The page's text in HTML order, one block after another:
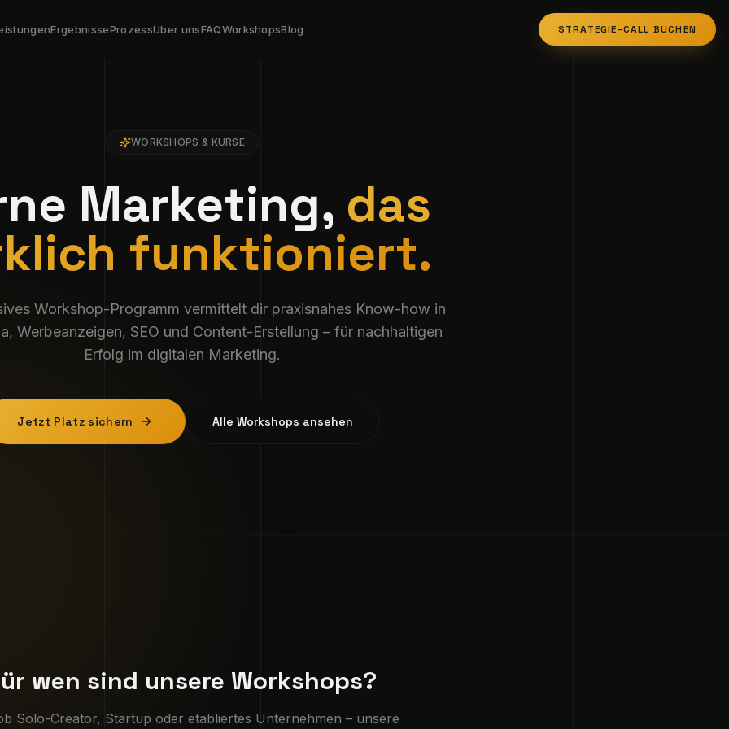
ErgebnisseProzessÜber unsFAQWorkshopsBlog STRATEGIE-CALL BUCHEN
WORKSHOPS & KURSE
Marketing, das
funktioniert.
Workshop-Programm vermittelt dir praxisnahes Know-how in
Werbeanzeigen, SEO und Content-Erstellung – für nachhaltigen
Erfolg im digitalen Marketing.
Jetzt Platz sichern Alle Workshops ansehen
wen sind unsere Workshops?
Solo-Creator, Startup oder etabliertes Unternehmen – unsere